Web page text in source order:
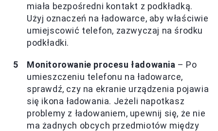
miała bezpośredni kontakt z podkładką.
Użyj oznaczeń na ładowarce, aby właściwie
umiejscowić telefon, zazwyczaj na środku
podkładki.
Monitorowanie procesu ładowania – Po
umieszczeniu telefonu na ładowarce,
sprawdź, czy na ekranie urządzenia pojawia
się ikona ładowania. Jeżeli napotkasz
problemy z ładowaniem, upewnij się, że nie
ma żadnych obcych przedmiotów między